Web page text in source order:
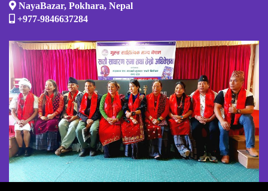
NayaBazar, Pokhara, Nepal
+977-9846637284